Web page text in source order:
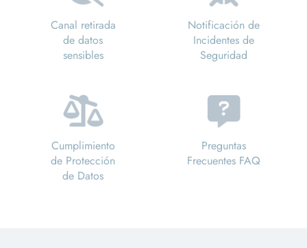
Canal retirada
de datos
sensibles
Notificación de
Incidentes de
Seguridad
Cumplimiento
de Protección
de Datos
Preguntas
Frecuentes FAQ